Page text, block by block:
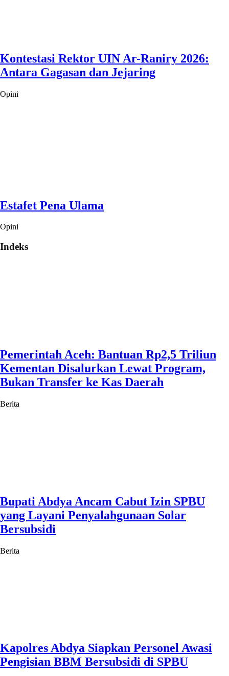
Kontestasi Rektor UIN Ar-Raniry 2026:
Antara Gagasan dan Jejaring
Opini
Estafet Pena Ulama
Opini
Indeks
Pemerintah Aceh: Bantuan Rp2,5 Triliun
Kementan Disalurkan Lewat Program,
Bukan Transfer ke Kas Daerah
Berita
Bupati Abdya Ancam Cabut Izin SPBU
yang Layani Penyalahgunaan Solar
Bersubsidi
Berita
Kapolres Abdya Siapkan Personel Awasi
Pengisian BBM Bersubsidi di SPBU